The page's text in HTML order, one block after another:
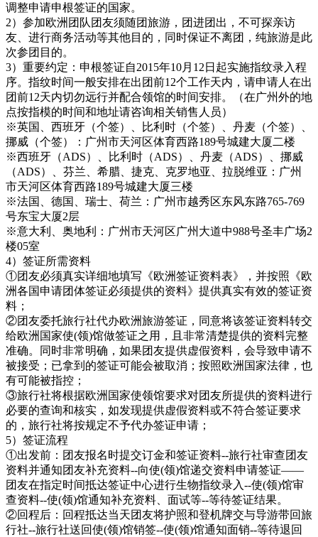
调整申请申根签证的国家。
2）参加欧洲团队团友须随团旅游，团进团出，不可探亲访
友、进行商务活动等其他目的，同时保证不离团，纯旅游是此
次参团目的。
3）重要约定：申根签证自2015年10月12日起实施指纹录入程
序。指纹时间一般安排在出团前12个工作天内，请申请人在出
团前12天内切勿远行并配合领馆的时间安排。（在广州外的地
点按指模的时间和地址请咨询相关销售人员）
※英国、西班牙（个签）、比利时（个签）、丹麦（个签）、
挪威（个签）：广州市天河区体育西路189号城建大厦二楼
※西班牙（ADS）、比利时（ADS）、丹麦（ADS）、挪威
（ADS）、芬兰、希腊、捷克、克罗地亚、拉脱维亚：广州
市天河区体育西路189号城建大厦三楼
※法国、德国、瑞士、荷兰：广州市越秀区东风东路765-769
号东宝大厦2层
※意大利、奥地利：广州市天河区广州大道中988号圣丰广场2
楼05室
4）签证所需资料
①团友必须真实详细地填写《欧洲签证资料表》，并按照《欧
洲各国申请团体签证必须提供的资料》提供真实有效的签证资
料；
②团友委托旅行社代办欧洲旅游签证，同意将该签证资料转交
给欧洲国家使(领)馆做签证之用，且非常清楚提供的资料完整
准确。同时非常明确，如果团友提供虚假资料，会导致申请不
被接受；已拿到的签证可能会被取消；按照欧洲国家法律，也
有可能被指控；
③旅行社将根据欧洲国家使领馆要求对团友所提供的资料进行
必要的查询和核实，如发现提供虚假资料或不符合签证要求
的，旅行社将按规定不予代办签证申请；
5）签证流程
①出发前：团友报名时提交订金和签证资料--旅行社审查团友
资料并通知团友补充资料--向使(领)馆递交资料申请签证——
团友在指定时间抵达签证中心进行生物指纹录入--使(领)馆审
查资料--使(领)馆通知补充资料、面试等--等待签证结果。
②回程后：回程抵达当天团友将护照和登机牌交与导游带回旅
行社--旅行社送回使(领)馆销签--使(领)馆通知面销--等待退回